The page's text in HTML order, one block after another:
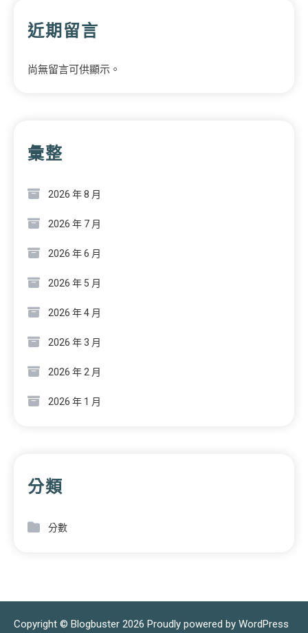
近期留言
尚無留言可供顯示。
彙整
2026 年 8 月
2026 年 7 月
2026 年 6 月
2026 年 5 月
2026 年 4 月
2026 年 3 月
2026 年 2 月
2026 年 1 月
分類
分數
Copyright © Blogbuster 2026 Proudly powered by WordPress